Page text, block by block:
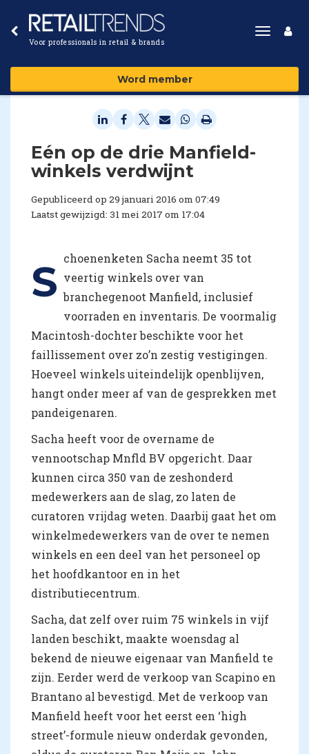
Voor professionals in retail & brands
Toggle
Word member
Eén op de drie Manfield-
winkels verdwijnt
Gepubliceerd op 29 januari 2016 om 07:49
Laatst gewijzigd: 31 mei 2017 om 17:04
S choenenketen Sacha neemt 35 tot
veertig winkels over van
branchegenoot Manfield, inclusief
voorraden en inventaris. De voormalig
Macintosh-dochter beschikte voor het
faillissement over zo’n zestig vestigingen.
Hoeveel winkels uiteindelijk openblijven,
hangt onder meer af van de gesprekken met
pandeigenaren.
Sacha heeft voor de overname de
vennootschap Mnfld BV opgericht. Daar
kunnen circa 350 van de zeshonderd
medewerkers aan de slag, zo laten de
curatoren vrijdag weten. Daarbij gaat het om
winkelmedewerkers van de over te nemen
winkels en een deel van het personeel op
het hoofdkantoor en in het
distributiecentrum.
Sacha, dat zelf over ruim 75 winkels in vijf
landen beschikt, maakte woensdag al
bekend de nieuwe eigenaar van Manfield te
zijn. Eerder werd de verkoop van Scapino en
Brantano al bevestigd. Met de verkoop van
Manfield heeft voor het eerst een ‘high
street’-formule nieuw onderdak gevonden,